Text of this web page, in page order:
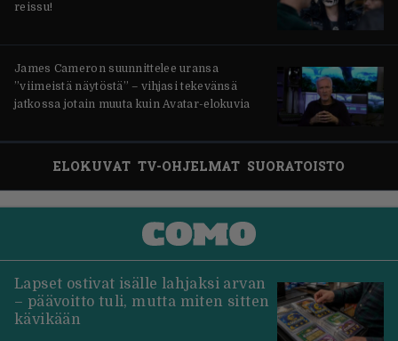
reissu!
James Cameron suunnittelee uransa
”viimeistä näytöstä” – vihjasi tekevänsä
jatkossa jotain muuta kuin Avatar-elokuvia
ELOKUVAT TV-OHJELMAT SUORATOISTO
Lapset ostivat isälle lahjaksi arvan
– päävoitto tuli, mutta miten sitten
kävikään